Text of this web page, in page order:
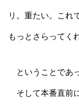
リ。重たい。これ
もっとさらってく
ということであ
そして本番直前